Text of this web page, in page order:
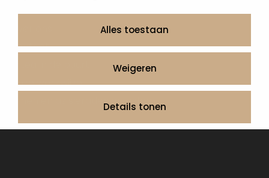
Alles toestaan
Weigeren
Details tonen
Informatie
Contact
Onze werkwijze
Urnen en as sieraden webshop
Volg ons op: